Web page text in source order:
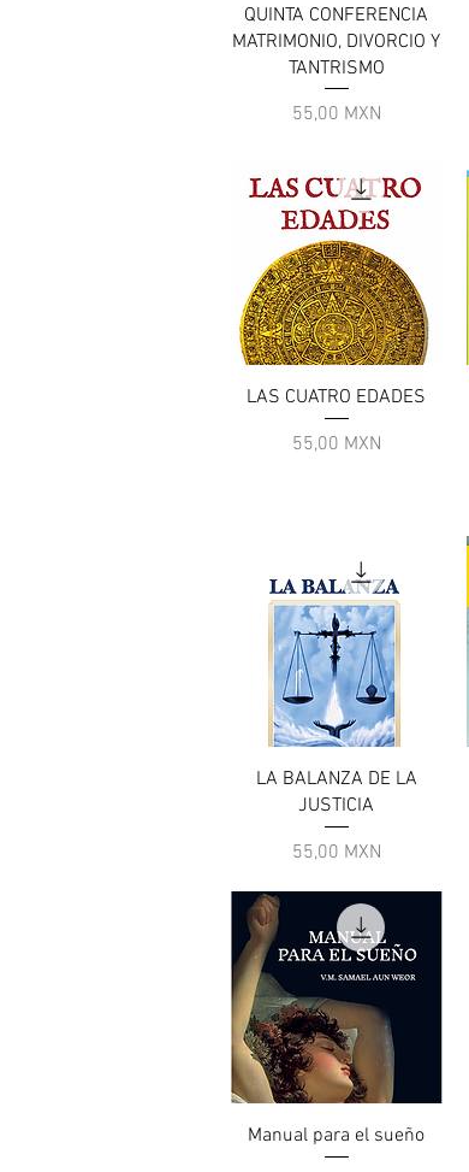
Vista rapida
QUINTA CONFERENCIA
MATRIMONIO, DIVORCIO Y
TANTRISMO
Prezzo
55,00 MXN
Vista rapida
LAS CUATRO EDADES
Prezzo
55,00 MXN
Vista rapida
LA BALANZA DE LA
JUSTICIA
Prezzo
55,00 MXN
Vista rapida
Manual para el sueño